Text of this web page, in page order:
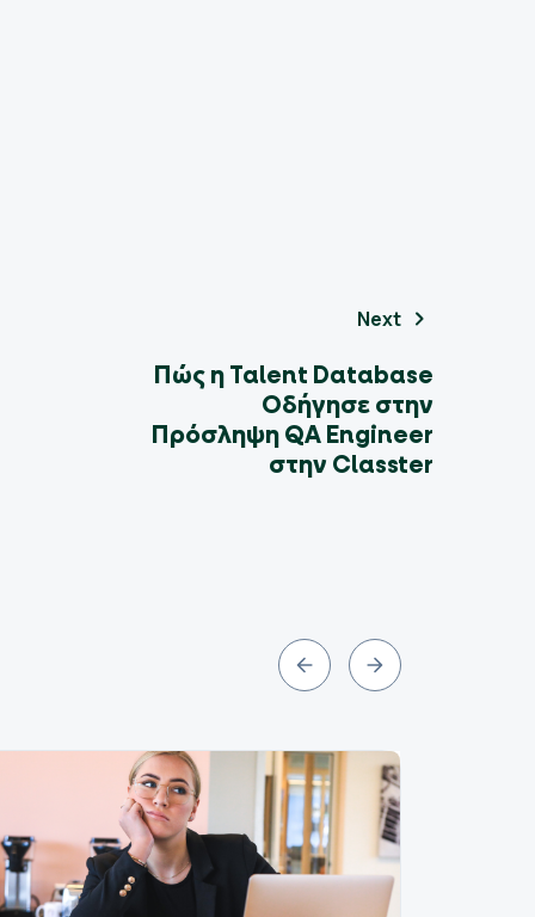
Next
Πώς η Talent Database
Οδήγησε στην
Πρόσληψη QA Engineer
στην Classter